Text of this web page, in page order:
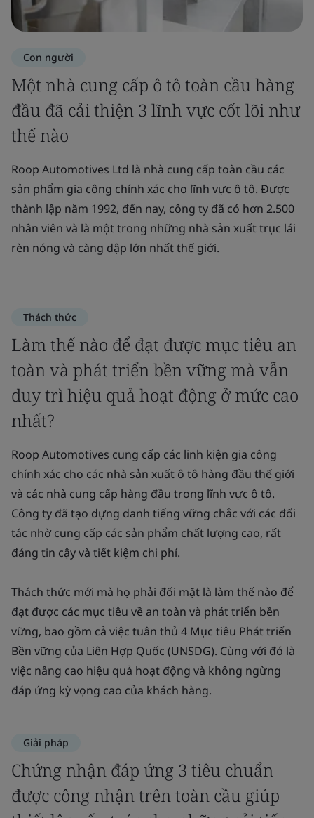
Con người
Một nhà cung cấp ô tô toàn cầu hàng
đầu đã cải thiện 3 lĩnh vực cốt lõi như
thế nào
Roop Automotives Ltd là nhà cung cấp toàn cầu các
sản phẩm gia công chính xác cho lĩnh vực ô tô. Được
thành lập năm 1992, đến nay, công ty đã có hơn 2.500
nhân viên và là một trong những nhà sản xuất trục lái
rèn nóng và càng dập lớn nhất thế giới.
Thách thức
Làm thế nào để đạt được mục tiêu an
toàn và phát triển bền vững mà vẫn
duy trì hiệu quả hoạt động ở mức cao
nhất?
Roop Automotives cung cấp các linh kiện gia công
chính xác cho các nhà sản xuất ô tô hàng đầu thế giới
và các nhà cung cấp hàng đầu trong lĩnh vực ô tô.
Công ty đã tạo dựng danh tiếng vững chắc với các đối
tác nhờ cung cấp các sản phẩm chất lượng cao, rất
đáng tin cậy và tiết kiệm chi phí.
Thách thức mới mà họ phải đối mặt là làm thế nào để
đạt được các mục tiêu về an toàn và phát triển bền
vững, bao gồm cả việc tuân thủ 4 Mục tiêu Phát triển
Bền vững của Liên Hợp Quốc (UNSDG). Cùng với đó là
việc nâng cao hiệu quả hoạt động và không ngừng
đáp ứng kỳ vọng cao của khách hàng.
Giải pháp
Chứng nhận đáp ứng 3 tiêu chuẩn
được công nhận trên toàn cầu giúp